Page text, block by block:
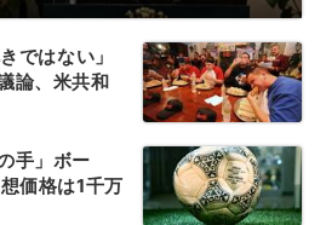
ではない」
論、米共和
手」ボー
価格は1千万